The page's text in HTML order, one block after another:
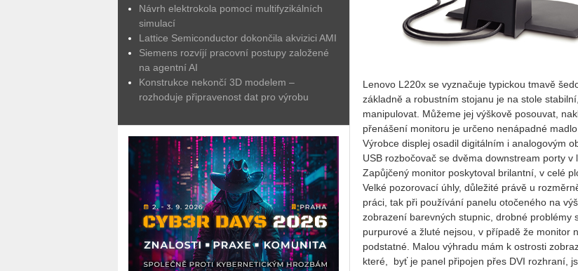
Návrh elektrokola pomocí multifyzikálních
simulací
Lattice Semiconductor dokončila akvizici AMI
Siemens rozvíjí pracovní postupy založené
na agentní AI
Konstrukce nekončí 3D modelem –
rozhoduje připravenost dat pro výrobu
Lenovo L220x se vyznačuje typickou tmavě
základně a robustním stojanu je na stole
manipulovat. Můžeme jej výškově posouvat,
přenášení monitoru je určeno nenápadné
Výrobce displej osadil digitálním i analogovým
USB rozbočovač se dvěma downstream porty v
Zapůjčený monitor poskytoval brilantní, v celé
Velké pozorovací úhly, důležité právě u
práci, tak při používání panelu otočeného na
zobrazení barevných stupnic, drobné problémy
purpurové a žluté nejsou, v případě že monitor
podstatné. Malou výhradu mám k ostrosti
které, byť je panel připojen přes DVI rozhraní,